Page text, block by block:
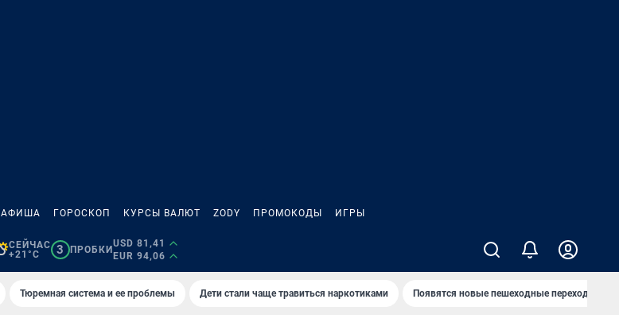
АФИША ГОРОСКОП КУРСЫ ВАЛЮТ ZODY ПРОМОКОДЫ ИГРЫ
СЕЙЧАС
+21°C
3 ПРОБКИ
USD 81,41
EUR 94,06
Тюремная система и ее проблемы Дети стали чаще травиться наркотиками Появятся новые пешеходные переходы